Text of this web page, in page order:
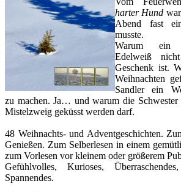
harter Hund
Abend fast
musste.
Warum ein
Edelweiß
Geschenk ist.
Weihnachten
Sandler ein
zu machen. Ja… und warum die Schwester
Mistelzweig geküsst werden darf.
48 Weihnachts- und Adventgeschichten.
Genießen. Zum Selberlesen in einem
zum Vorlesen vor kleinem oder größerem
Gefühlvolles, Kurioses,
Spannendes.